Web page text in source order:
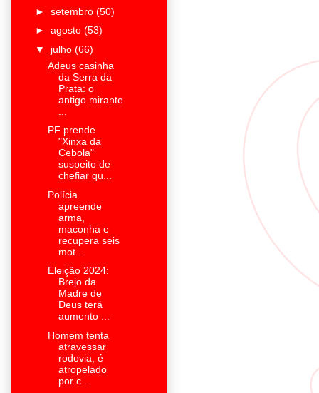
► setembro (50)
► agosto (53)
▼ julho (66)
Adeus casinha
da Serra da
Prata: o
antigo mirante
PF prende
"Xinxa da
Cebola"
suspeito de
chefiar qu...
Polícia
apreende
arma,
maconha e
recupera seis
mot...
Eleição 2024:
Brejo da
Madre de
Deus terá
aumento ...
Homem tenta
atravessar
rodovia, é
atropelado
por c...